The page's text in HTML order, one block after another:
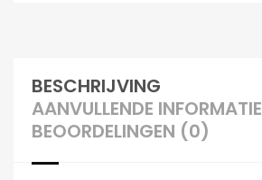
BESCHRIJVING
AANVULLENDE INFORMATIE
BEOORDELINGEN (0)